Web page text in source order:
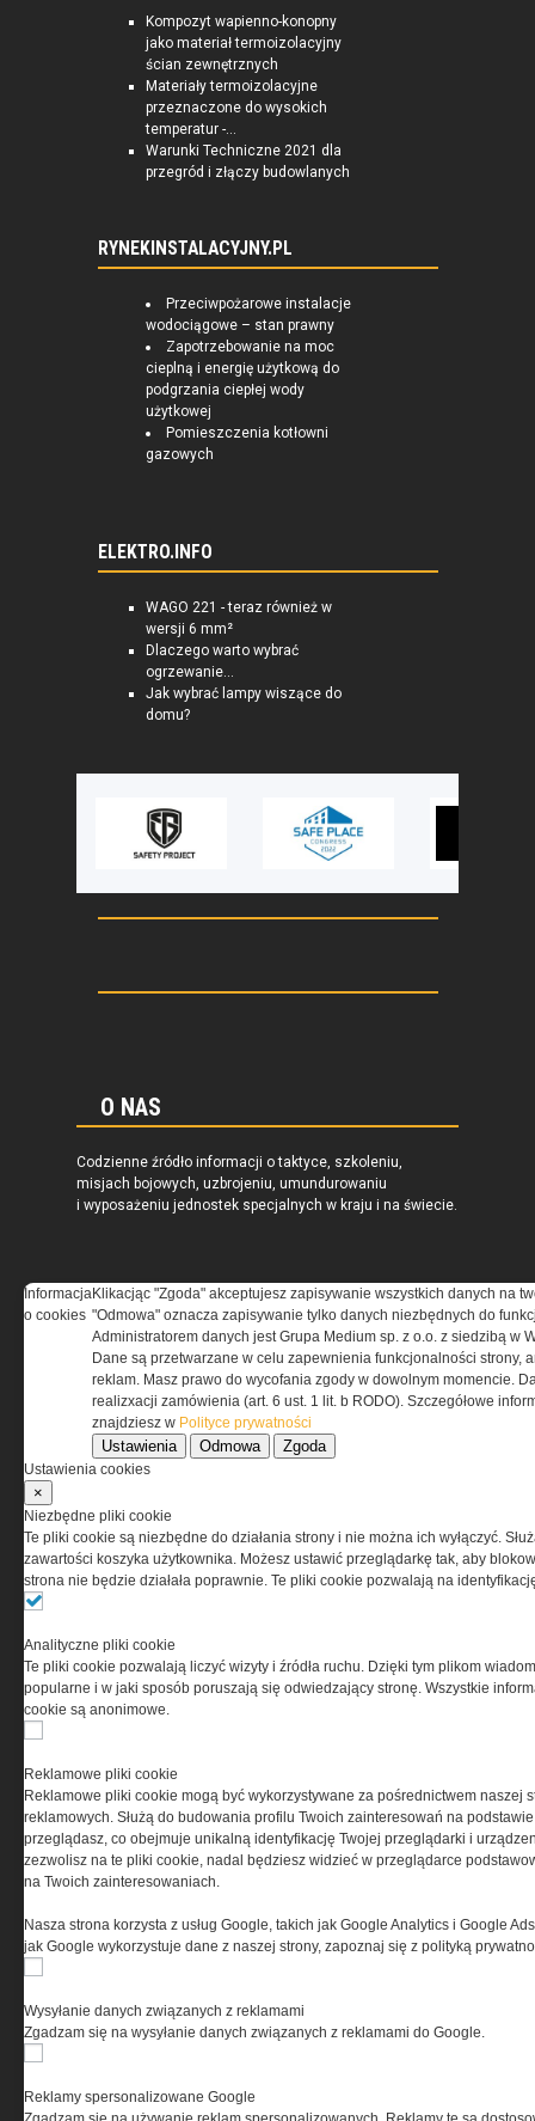
Kompozyt wapienno-konopny
jako materiał termoizolacyjny
ścian zewnętrznych
Materiały termoizolacyjne
przeznaczone do wysokich
temperatur -...
Warunki Techniczne 2021 dla
przegród i złączy budowlanych
RYNEKINSTALACYJNY.PL
Przeciwpożarowe instalacje
wodociągowe – stan prawny
Zapotrzebowanie na moc
cieplną i energię użytkową do
podgrzania ciepłej wody
użytkowej
Pomieszczenia kotłowni
gazowych
ELEKTRO.INFO
WAGO 221 - teraz również w
wersji 6 mm²
Dlaczego warto wybrać
ogrzewanie...
Jak wybrać lampy wiszące do
domu?
O NAS
Codzienne źródło informacji o taktyce, szkoleniu,
misjach bojowych, uzbrojeniu, umundurowaniu
i wyposażeniu jednostek specjalnych w kraju i na świecie.
REGULAMIN
Regulamin określa zasady korzystania z portalu
www.special-ops.pl
Korzystanie z portalu jest równoznaczne
przez Grupa MEDIUM Spółka z ograniczoną
odpowiedzialnością Spółka komandytowa, nr KRS:
0000537655, NIP 1132860378, REGON 146393437
(zwana dalej Grupa MEDIUM) w postaci Regulaminu.
Ta witryna wykorzystuje pliki cookies do przechowywania
informacji na Twoim komputerze. Pliki cookies stosujemy
w celu świadczenia usług na najwyższym poziomie,
w tym w sposób dostosowany do indywidualnych potrzeb.
cookies oznacza, że będą one zamieszczane w Twoim
urządzeniu końcowym. W każdym momencie możesz
dokonać zmiany ustawień przeglądarki dotyczących
serwisu prosimy o zapoznanie się z naszą
prywatności
oraz informacją o cookies
Informacja
o cookies
Klikacjąc "Zgoda" akceptujesz zapisywanie wszystkich danych na
"Odmowa" oznacza zapisywanie tylko danych niezbędnych do
Administratorem danych jest Grupa Medium sp. z o.o. z siedzibą w
Dane są przetwarzane w celu zapewnienia funkcjonalności strony,
reklam. Masz prawo do wycofania zgody w dowolnym momencie.
realizxacji zamówienia (art. 6 ust. 1 lit. b RODO). Szczegółowe
znajdziesz w Polityce prywatności
Ustawienia Odmowa Zgoda
Ustawienia cookies
×
Niezbędne pliki cookie
Te pliki cookie są niezbędne do działania strony i nie można ich wyłączyć.
zawartości koszyka użytkownika. Możesz ustawić przeglądarkę tak, aby
strona nie będzie działała poprawnie. Te pliki cookie pozwalają na
Analityczne pliki cookie
Te pliki cookie pozwalają liczyć wizyty i źródła ruchu. Dzięki tym plikom
popularne i w jaki sposób poruszają się odwiedzający stronę. Wszystkie
cookie są anonimowe.
Reklamowe pliki cookie
Reklamowe pliki cookie mogą być wykorzystywane za pośrednictwem naszej
reklamowych. Służą do budowania profilu Twoich zainteresowań na
przeglądasz, co obejmuje unikalną identyfikację Twojej przeglądarki i
zezwolisz na te pliki cookie, nadal będziesz widzieć w przeglądarce
na Twoich zainteresowaniach.
Nasza strona korzysta z usług Google, takich jak Google Analytics i Google
jak Google wykorzystuje dane z naszej strony, zapoznaj się z polityką
Wysyłanie danych związanych z reklamami
Zgadzam się na wysyłanie danych związanych z reklamami do Google.
Reklamy spersonalizowane Google